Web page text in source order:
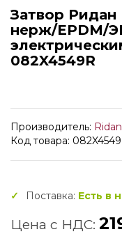
Затвор Ридан
нерж/EPDM/
082X4549R
Производитель: Ridan
Код товара:
Поставка: Есть в
Цена с НДС: